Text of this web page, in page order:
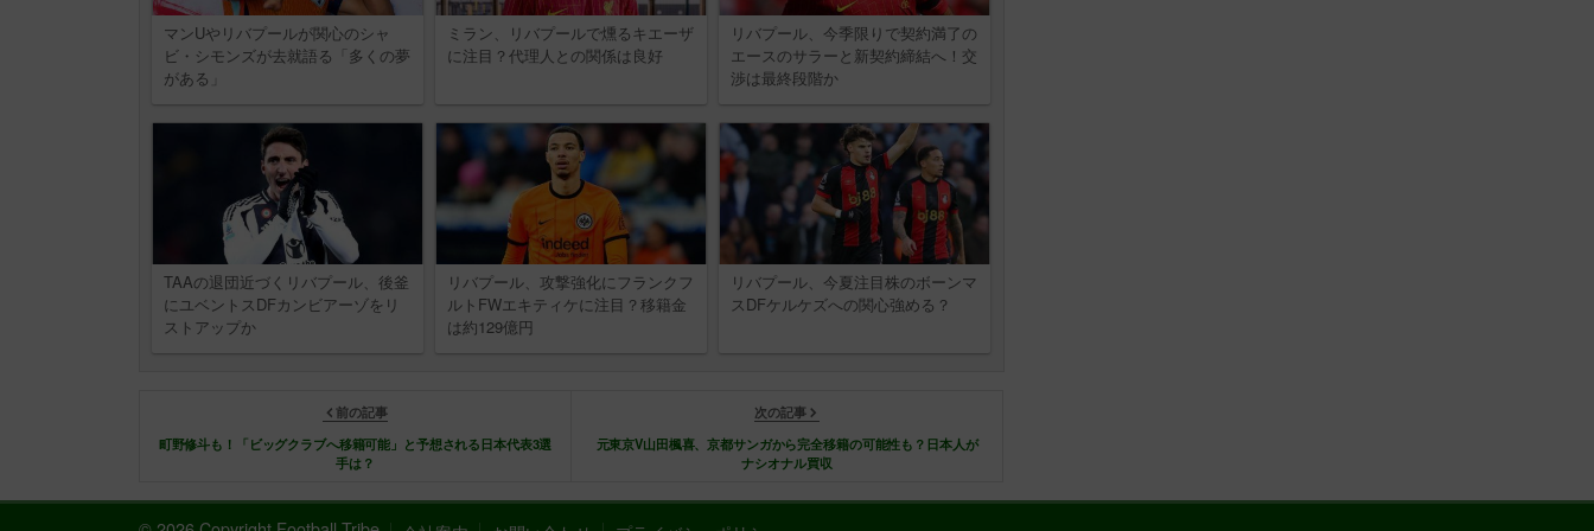
マンUやリバプールが関心のシャ
ビ・シモンズが去就語る「多くの夢
がある」
ミラン、リバプールで燻るキエーザ
に注目？代理人との関係は良好
リバプール、今季限りで契約満了の
エースのサラーと新契約締結へ！交
渉は最終段階か
TAAの退団近づくリバプール、後釜
にユベントスDFカンビアーゾをリ
ストアップか
リバプール、攻撃強化にフランクフ
ルトFWエキティケに注目？移籍金
は約129億円
リバプール、今夏注目株のボーンマ
スDFケルケズへの関心強める？
前の記事
町野修斗も！「ビッグクラブへ移籍可能」と予想される日本代表3選
手は？
次の記事
元東京V山田楓喜、京都サンガから完全移籍の可能性も？日本人が
ナシオナル買収